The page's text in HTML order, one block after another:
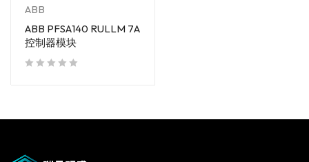
ABB
ABB PFSA140 RULLM 7A
控制器模块